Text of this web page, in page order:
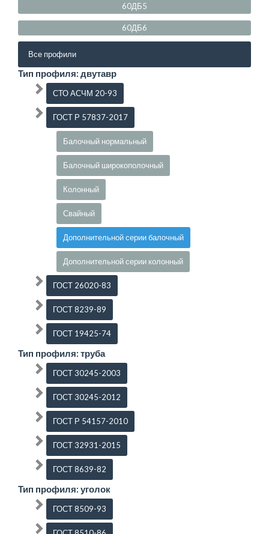
60ДБ5
60ДБ6
Все профили
Тип профиля: двутавр
СТО АСЧМ 20-93
ГОСТ Р 57837-2017
Балочный нормальный
Балочный широкополочный
Колонный
Свайный
Дополнительной серии балочный
Дополнительной серии колонный
ГОСТ 26020-83
ГОСТ 8239-89
ГОСТ 19425-74
Тип профиля: труба
ГОСТ 30245-2003
ГОСТ 30245-2012
ГОСТ Р 54157-2010
ГОСТ 32931-2015
ГОСТ 8639-82
Тип профиля: уголок
ГОСТ 8509-93